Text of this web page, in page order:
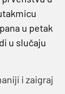
u petak
u slučaju
i zaigraj